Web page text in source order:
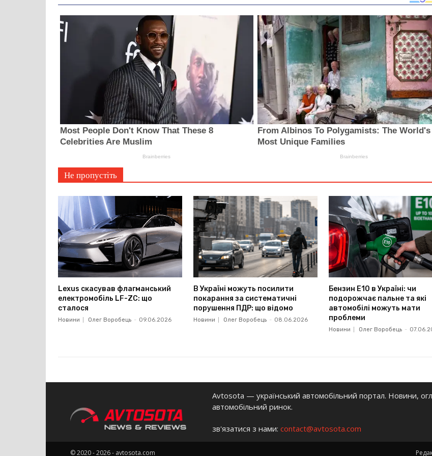
Не пропустіть
Lexus скасував флагманський
електромобіль LF-ZC: що
сталося
Новини Олег Воробець - 09.06.2026
В Україні можуть посилити
покарання за систематичні
порушення ПДР: що відомо
Новини Олег Воробець - 08.06.2026
Бензин Е10 в Україні: чи
подорожчає пальне та які
автомобілі можуть мати
проблеми
Новини Олег Воробець -
Avtosota — український автомобільний портал. Новини,
автомобільний ринок.
зв'язатися з нами: contact@avtosota.com
© 2020 - 2026 - avtosota.com